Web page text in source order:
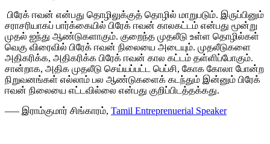
பிரேக் ஈவன் என்பது தொழிலுக்குத் தொழில் மாறுபடும். இருப்பினும்
சராசரியாகப் பார்க்கையில் பிரேக் ஈவன் காலகட்டம் என்பது மூன்று
முதல் ஐந்து ஆண்டுகளாகும். குறைந்த முதலீடு உள்ள தொழில்கள்
வெகு விரைவில் பிரேக் ஈவன் நிலையை அடையும். முதலீடுகளை
அதிகரிக்க, அதிகரிக்க பிரேக் ஈவன் கால கட்டம் தள்ளிப்போகும்.
சான்றாக, அதிக முதலீடு செய்யப்பட்ட பெப்சி, கோக கோலா போன்ற
நிறுவனங்கள் எல்லாம் பல ஆண்டுகளைக் கடந்தும் இன்னும் பிரேக்
ஈவன் நிலையை எட்டவில்லை என்பது குறிப்பிடத்தக்கது.
—– இராம்குமார் சிங்காரம், Tamil Entreprenuerial Speaker